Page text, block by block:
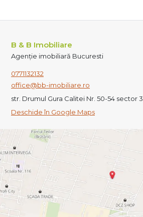
B & B Imobiliare
Agenție imobiliară Bucuresti
0771132132
office@bb-imobiliare.ro
str. Drumul Gura Calitei Nr. 50-54 sector 3
Deschide în Google Maps